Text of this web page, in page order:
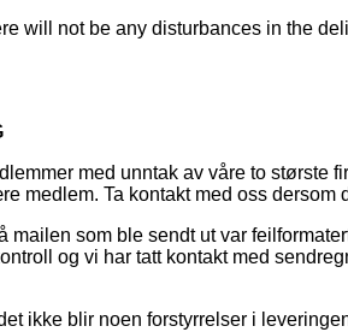
will not be any disturbances in the
med unntak av våre to største
medlem. Ta kontakt med oss dersom
mailen som ble sendt ut var
og vi har tatt kontakt med
ikke blir noen forstyrrelser i